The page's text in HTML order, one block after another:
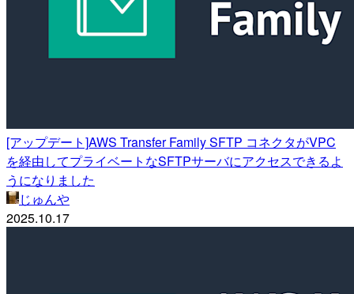
[アップデート]AWS Transfer Family SFTP コネクタがVPC
を経由してプライベートなSFTPサーバにアクセスできるよ
うになりました
じゅんや
2025.10.17